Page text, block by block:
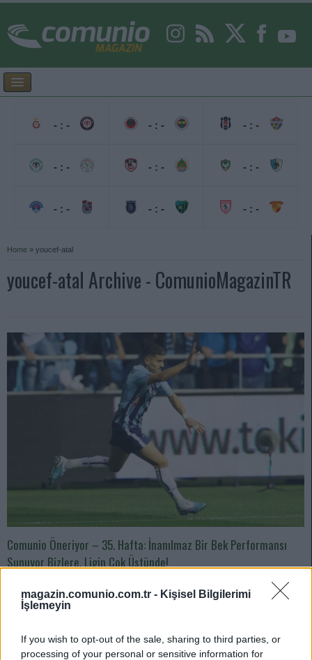
magazin.comunio.com.tr - Kişisel Bilgilerimi
İşlemeyin
If you wish to opt-out of the sale, sharing to third parties, or
processing of your personal or sensitive information for
- : -
- : -
- : -
- : -
- : -
- : -
- : -
- : -
- : -
Home » youcef-atal
youcef-atal Archive - ComunioMagazinTR
Comunio Öneriyor – 35. Hafta: İnanılmaz Bir Bek Performansı
Sunuyor Bizlere. Ligin Çok Üstünde!
Skora inanılmaz yakın bir oyuncu. Ama asıl olay skora yakınlık değil.
Asıl olay oyuna etkisi. Çalımlarıyla oyuncu eksiltmesi, etkili ara
Devam oku »